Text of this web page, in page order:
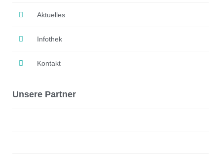
Aktuelles
Infothek
Kontakt
Unsere Partner